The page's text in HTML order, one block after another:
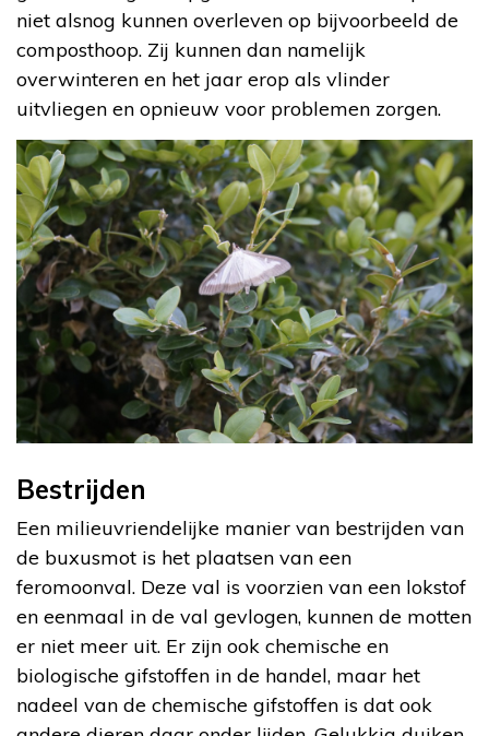
niet alsnog kunnen overleven op bijvoorbeeld de
composthoop. Zij kunnen dan namelijk
overwinteren en het jaar erop als vlinder
uitvliegen en opnieuw voor problemen zorgen.
Bestrijden
Een milieuvriendelijke manier van bestrijden van
de buxusmot is het plaatsen van een
feromoonval. Deze val is voorzien van een lokstof
en eenmaal in de val gevlogen, kunnen de motten
er niet meer uit. Er zijn ook chemische en
biologische gifstoffen in de handel, maar het
nadeel van de chemische gifstoffen is dat ook